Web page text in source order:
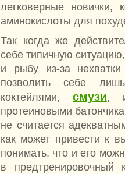
легковерные новички,
аминокислоты для
Так когда же
себе типичную
и рыбу из-за
позволить себе
коктейлями, смузи,
протеиновыми
не считается
как может привести к
понимать, что и его
в предтренировочный